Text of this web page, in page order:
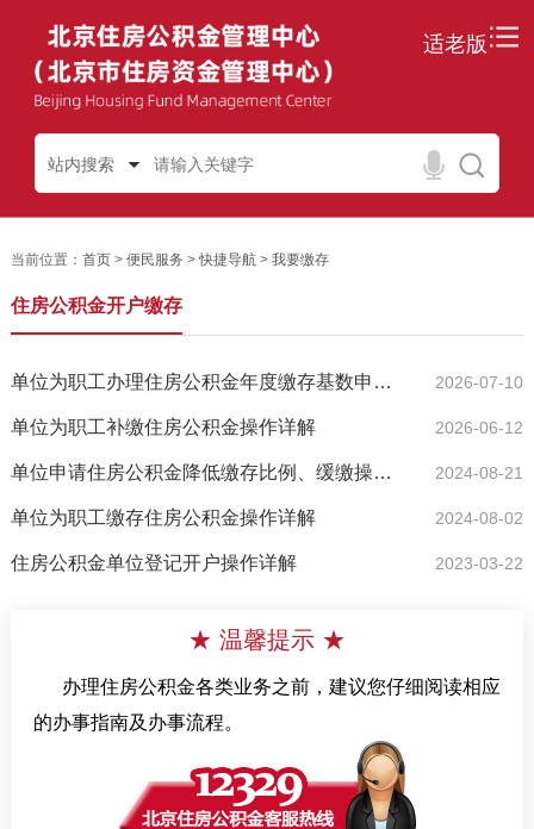
适老版
站内搜索
当前位置： 首页> 便民服务 >快捷导航> 我要缴存
住房公积金开户缴存
单位为职工办理住房公积金年度缴存基数申报（跨年清册核... 2026-07-10
单位为职工补缴住房公积金操作详解 2026-06-12
单位申请住房公积金降低缴存比例、缓缴操作详解 2024-08-21
单位为职工缴存住房公积金操作详解 2024-08-02
住房公积金单位登记开户操作详解 2023-03-22
★ 温馨提示 ★
办理住房公积金各类业务之前，建议您仔细阅读相应
的办事指南及办事流程。